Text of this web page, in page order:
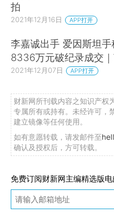
拍
2021年12月16日 APP打开
李嘉诚出手 爱因斯坦手
8336万元破纪录成交
2021年12月07日 APP打开
财新网所刊载内容之知识产权
专属所有或持有。未经许可，
建立镜像等任何使用。
如有意愿转载，请发邮件至
确认及授权后，方可转载。
免费订阅财新网主编精选版电